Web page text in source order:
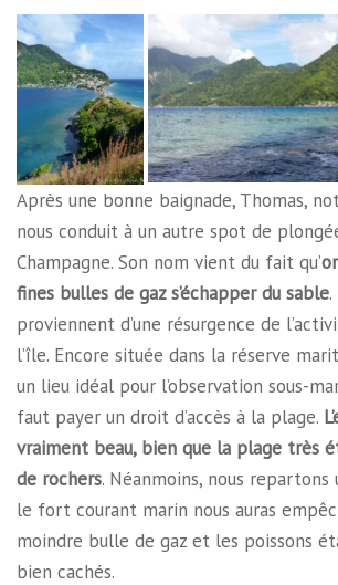
Après une bonne baignade, Thomas,
nous conduit à un autre spot de
Champagne. Son nom vient du fait qu’
fines bulles de gaz s’échapper du sable.
proviennent d’une résurgence de
l’île. Encore située dans la réserve
un lieu idéal pour l’observation sous-
faut payer un droit d’accès à la plage.
vraiment beau, bien que la plage très
de rochers. Néanmoins, nous repartons
le fort courant marin nous auras
moindre bulle de gaz et les poissons
bien cachés.